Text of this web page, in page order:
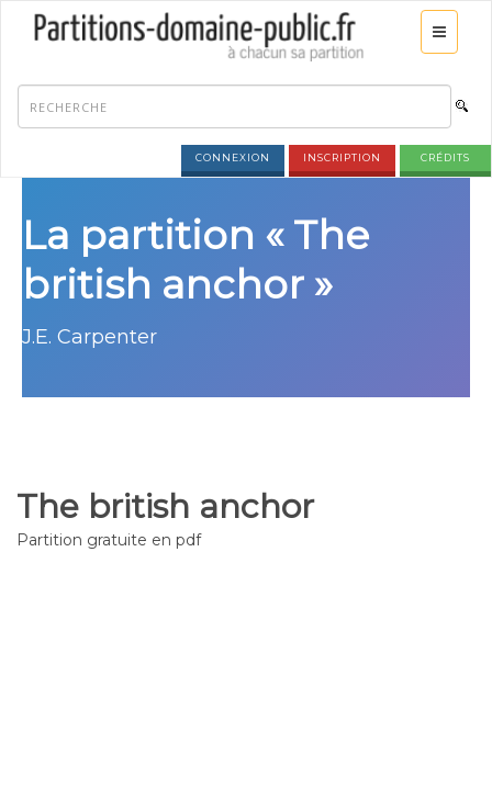
CONNEXION INSCRIPTION CRÉDITS
La partition « The
british anchor »
J.E. Carpenter
The british anchor
Partition gratuite en pdf